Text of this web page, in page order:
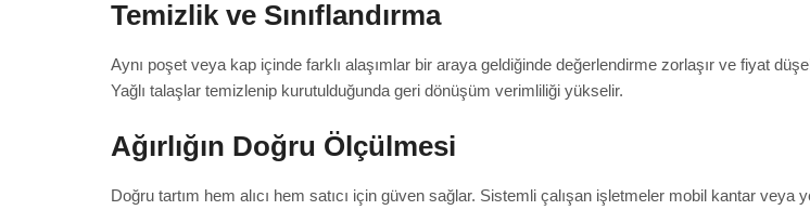
Temizlik ve Sınıflandırma
Aynı poşet veya kap içinde farklı alaşımlar bir araya geldiğinde değerlendirme zorlaşır ve fiyat
Yağlı talaşlar temizlenip kurutulduğunda geri dönüşüm verimliliği yükselir.
Ağırlığın Doğru Ölçülmesi
Doğru tartım hem alıcı hem satıcı için güven sağlar. Sistemli çalışan işletmeler mobil kantar